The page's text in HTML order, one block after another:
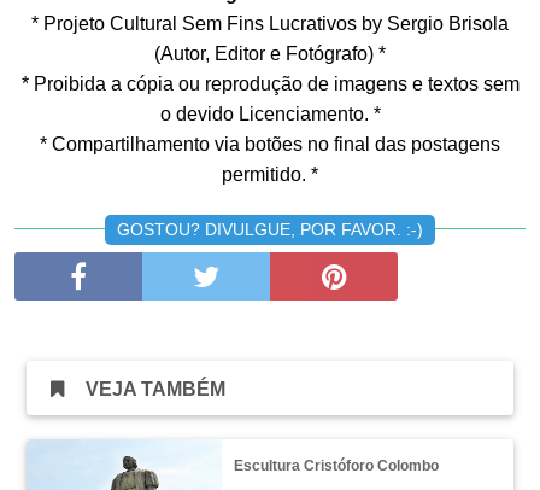
* Projeto Cultural Sem Fins Lucrativos by Sergio Brisola
(Autor, Editor e Fotógrafo) *
* Proibida a cópia ou reprodução de imagens e textos sem
o devido Licenciamento. *
* Compartilhamento via botões no final das postagens
permitido. *
GOSTOU? DIVULGUE, POR FAVOR. :-)
VEJA TAMBÉM
Escultura Cristóforo Colombo